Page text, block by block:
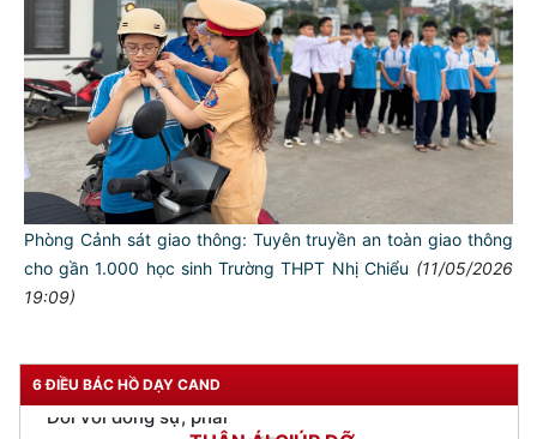
Phòng Cảnh sát giao thông: Tuyên truyền an toàn giao thông
cho gần 1.000 học sinh Trường THPT Nhị Chiểu (11/05/2026
19:09)
6 ĐIỀU BÁC HỒ DẠY CAND
TƯ CÁCH
NGƯỜI CÔNG AN CÁCH MỆNH LÀ:
Đối với tự mình, phải
THÂN ÁI GIÚP ĐỠ
Đối với chính phủ, phải